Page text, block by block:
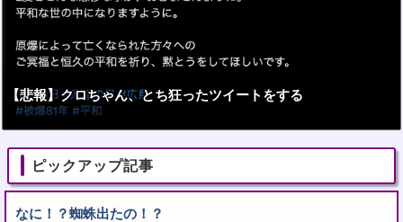
【悲報】クロちゃん、とち狂ったツイートをする
ピックアップ記事
なに！？蜘蛛出たの！？